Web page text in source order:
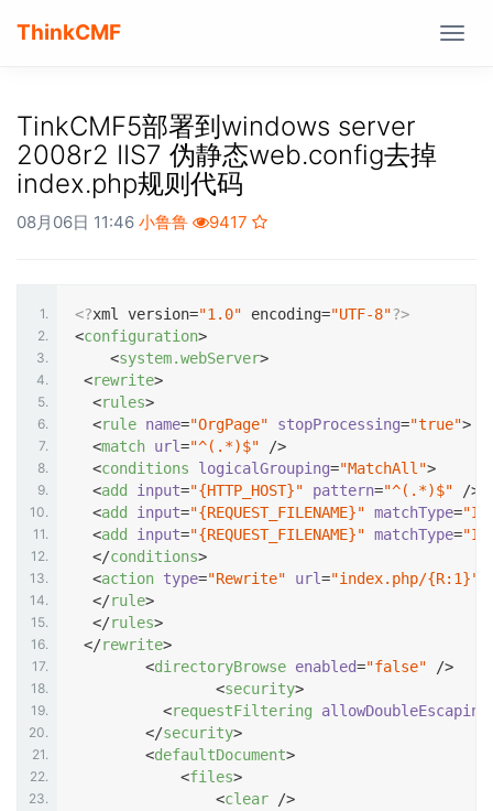
ThinkCMF
TinkCMF5部署到windows server
2008r2 IIS7 伪静态web.config去掉
index.php规则代码
08月06日 11:46 小鲁鲁 9417
1.
2.
3.
4.
5.
6.
7.
8.
9.
10.
11.
12.
13.
14.
15.
16.
17.
18.
19.
20.
21.
22.
23.
<?xml version="1.0" encoding="UTF-8"?>
<configuration>
<system.webServer>
<rewrite>
<rules>
<rule name="OrgPage" stopProcessing="true">
<match url="^(.*)$" />
<conditions logicalGrouping="MatchAll">
<add input="{HTTP_HOST}" pattern="^(.*)$" />
<add input="{REQUEST_FILENAME}" matchType=
<add input="{REQUEST_FILENAME}" matchType=
</conditions>
<action type="Rewrite" url="index.php/{R:1}"
</rule>
</rules>
</rewrite>
<directoryBrowse enabled="false" />
<security>
<requestFiltering allowDoubleEscaping
</security>
<defaultDocument>
<files>
<clear />